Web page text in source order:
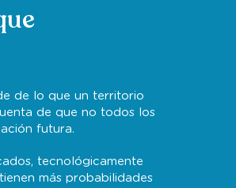
de lo que un territorio
de que no todos los
futura.
tecnológicamente
más probabilidades